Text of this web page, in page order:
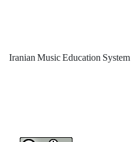
Iranian Music Education System